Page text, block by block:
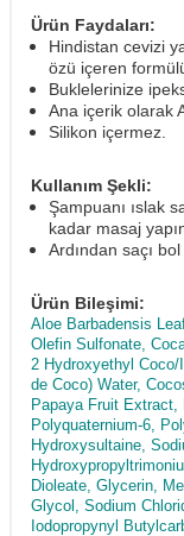
Ürün Faydaları:
Hindistan cevizi
özü içeren
Buklelerinize
Ana içerik olarak
Silikon içermez.
Kullanım Şekli:
Şampuanı ıslak
kadar masaj
Ardından saçı
Ürün Bileşimi:
Aloe Barbadensis
Olefin Sulfonate,
2 Hydroxyethyl
de Coco) Water,
Papaya Fruit Extract,
Polyquaternium-6,
Hydroxysultaine,
Dioleate, Glycerin,
Glycol, Sodium
Iodopropynyl